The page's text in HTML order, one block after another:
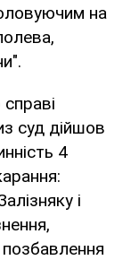
на
суд дійшов
4
і